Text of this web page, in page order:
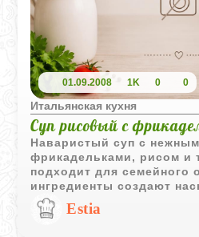
01.09.2008 1K 0 0
Итальянская кухня
Суп рисовый с
Наваристый суп с
фрикадельками, рисом и
подходит для семейного
ингредиенты создают
свежая зелень делает
Estia